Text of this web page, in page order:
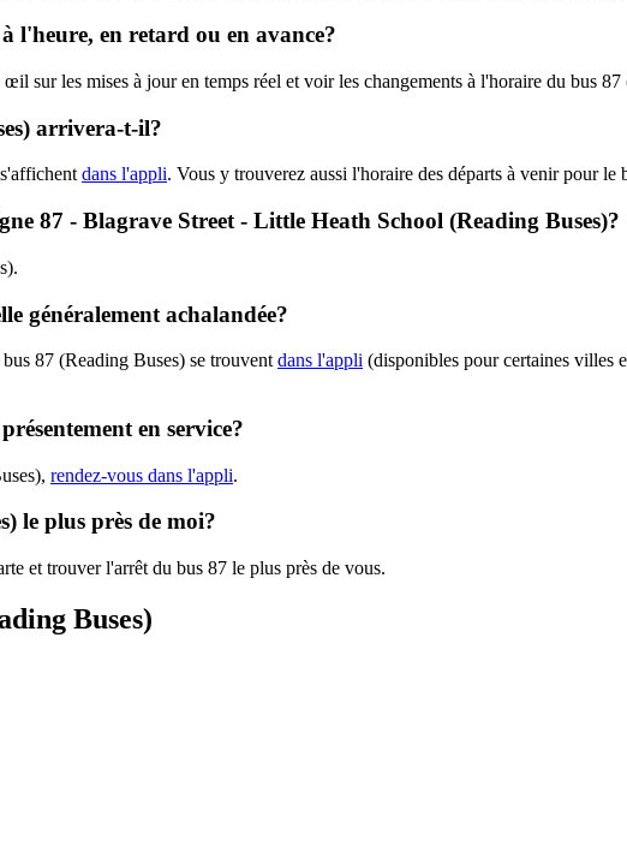
l'heure, en retard ou en avance?
sur les mises à jour en temps réel et voir les changements à l'horaire du bus
arrivera-t-il?
dans l'appli. Vous y trouverez aussi l'horaire des départs à venir pour le
87 - Blagrave Street - Little Heath School (Reading Buses)?
généralement achalandée?
87 (Reading Buses) se trouvent dans l'appli (disponibles pour certaines villes
en service?
rendez-vous dans l'appli.
le plus près de moi?
et trouver l'arrêt du bus 87 le plus près de vous.
Buses)